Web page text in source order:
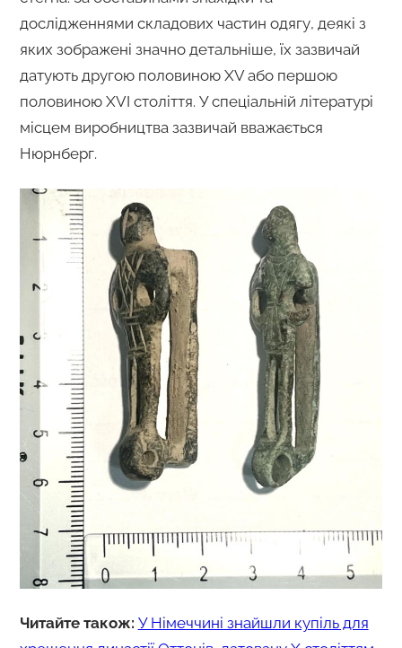
дослідженнями складових частин одягу, деякі з
яких зображені значно детальніше, їх зазвичай
датують другою половиною XV або першою
половиною XVI століття. У спеціальній літературі
місцем виробництва зазвичай вважається
Нюрнберг.
Читайте також: У Німеччині знайшли купіль для